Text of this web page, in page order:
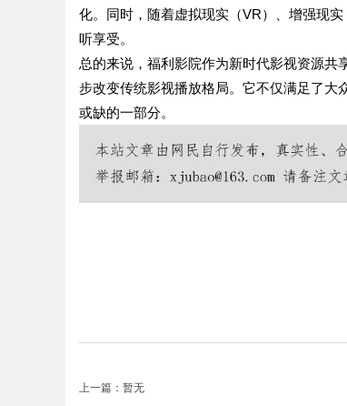
化。同时，随着虚拟现实（VR）、增强现
听享受。
总的来说，福利影院作为新时代影视资源共
步改变传统影视播放格局。它不仅满足了
或缺的一部分。
上一篇：暂无